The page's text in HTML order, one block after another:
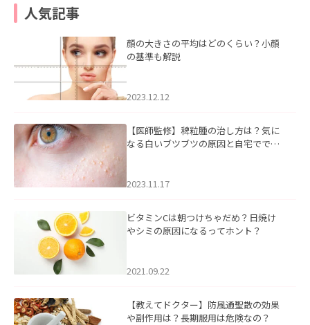
人気記事
顔の大きさの平均はどのくらい？小顔
の基準も解説
2023.12.12
【医師監修】稗粒腫の治し方は？気に
なる白いブツブツの原因と自宅ででき
2023.11.17
ビタミンCは朝つけちゃだめ？日焼け
やシミの原因になるってホント？
2021.09.22
【教えてドクター】防風通聖散の効果
や副作用は？長期服用は危険なの？